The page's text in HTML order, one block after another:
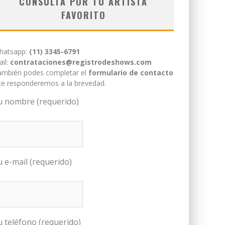
FAVORITO
(11) 3345-6791
contrataciones@registrodeshows.com
podes completar el formulario de contacto
responderemos a la brevedad.
nombre (requerido)
e-mail (requerido)
teléfono (requerido)